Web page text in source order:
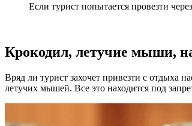
Если турист попытается провезти
Крокодил, летучие мыши,
Вряд ли турист захочет привезти с отдыха
летучих мышей. Все это находится под